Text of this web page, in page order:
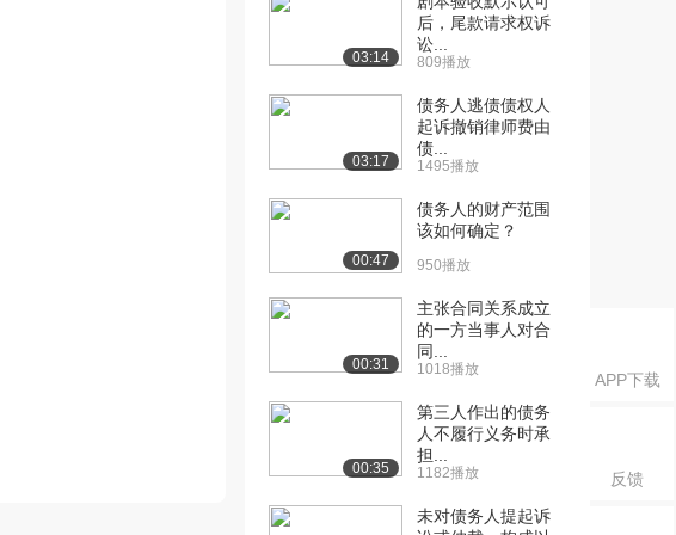
APP下载
反馈
03:14
后，尾款请求权诉
讼...
809播放
03:17
债务人逃债债权人
起诉撤销律师费由
债...
1495播放
00:47
债务人的财产范围
该如何确定？
950播放
00:31
主张合同关系成立
的一方当事人对合
同...
1018播放
00:35
第三人作出的债务
人不履行义务时承
担...
1182播放
未对债务人提起诉